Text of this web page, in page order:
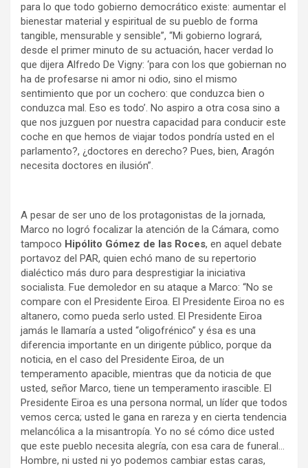
para lo que todo gobierno democrático existe: aumentar el
bienestar material y espiritual de su pueblo de forma
tangible, mensurable y sensible”, “Mi gobierno logrará,
desde el primer minuto de su actuación, hacer verdad lo
que dijera Alfredo De Vigny: ‘para con los que gobiernan no
ha de profesarse ni amor ni odio, sino el mismo
sentimiento que por un cochero: que conduzca bien o
conduzca mal. Eso es todo’. No aspiro a otra cosa sino a
que nos juzguen por nuestra capacidad para conducir este
coche en que hemos de viajar todos pondría usted en el
parlamento?, ¿doctores en derecho? Pues, bien, Aragón
necesita doctores en ilusión”.
A pesar de ser uno de los protagonistas de la jornada,
Marco no logró focalizar la atención de la Cámara, como
tampoco Hipólito Gómez de las Roces, en aquel debate
portavoz del PAR, quien echó mano de su repertorio
dialéctico más duro para desprestigiar la iniciativa
socialista. Fue demoledor en su ataque a Marco: “No se
compare con el Presidente Eiroa. El Presidente Eiroa no es
altanero, como pueda serlo usted. El Presidente Eiroa
jamás le llamaría a usted “oligofrénico” y ésa es una
diferencia importante en un dirigente público, porque da
noticia, en el caso del Presidente Eiroa, de un
temperamento apacible, mientras que da noticia de que
usted, señor Marco, tiene un temperamento irascible. El
Presidente Eiroa es una persona normal, un líder que todos
vemos cerca; usted le gana en rareza y en cierta tendencia
melancólica a la misantropía. Yo no sé cómo dice usted
que este pueblo necesita alegría, con esa cara de funeral…
Hombre, ni usted ni yo podemos cambiar estas caras,